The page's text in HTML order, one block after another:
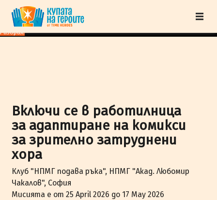
"Купата на героите" от TimeHeroes ползва cookies, за да осигурим по-
добро представяне на сайта и да подобрим Вашето преживяване.Научи
повече
Разбрах!
Включи се в работилница
за адаптиране на комикси
за зрително затруднени
хора
Клуб "НПМГ подава ръка", НПМГ "Акад. Любомир
Чакалов", София
Мисията е от 25 April 2026 до 17 May 2026